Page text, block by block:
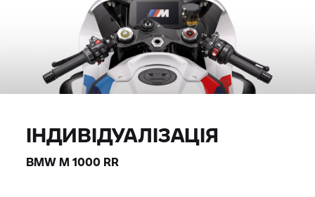
ІНДИВІДУАЛІЗАЦІЯ
BMW M1000 RR